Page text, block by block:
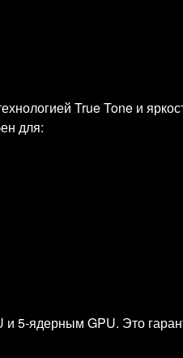
True Tone и
для:
5‑ядерным GPU. Это